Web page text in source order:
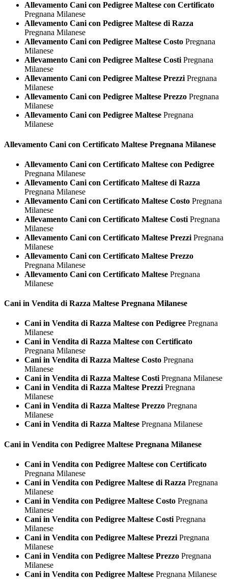
Allevamento Cani con Pedigree Maltese con Certificato
Pregnana Milanese
Allevamento Cani con Pedigree Maltese di Razza
Pregnana Milanese
Allevamento Cani con Pedigree Maltese Costo Pregnana
Milanese
Allevamento Cani con Pedigree Maltese Costi Pregnana
Milanese
Allevamento Cani con Pedigree Maltese Prezzi Pregnana
Milanese
Allevamento Cani con Pedigree Maltese Prezzo Pregnana
Milanese
Allevamento Cani con Pedigree Maltese Pregnana
Milanese
Allevamento Cani con Certificato Maltese Pregnana Milanese
Allevamento Cani con Certificato Maltese con Pedigree
Pregnana Milanese
Allevamento Cani con Certificato Maltese di Razza
Pregnana Milanese
Allevamento Cani con Certificato Maltese Costo Pregnana
Milanese
Allevamento Cani con Certificato Maltese Costi Pregnana
Milanese
Allevamento Cani con Certificato Maltese Prezzi Pregnana
Milanese
Allevamento Cani con Certificato Maltese Prezzo
Pregnana Milanese
Allevamento Cani con Certificato Maltese Pregnana
Milanese
Cani in Vendita di Razza Maltese Pregnana Milanese
Cani in Vendita di Razza Maltese con Pedigree Pregnana
Milanese
Cani in Vendita di Razza Maltese con Certificato
Pregnana Milanese
Cani in Vendita di Razza Maltese Costo Pregnana
Milanese
Cani in Vendita di Razza Maltese CostiPregnana Milanese
Cani in Vendita di Razza Maltese PrezziPregnana
Milanese
Cani in Vendita di Razza Maltese Prezzo Pregnana
Milanese
Cani in Vendita di Razza Maltese Pregnana Milanese
Cani in Vendita con Pedigree Maltese Pregnana Milanese
Cani in Vendita con Pedigree Maltese con Certificato
Pregnana Milanese
Cani in Vendita con Pedigree Maltese di Razza Pregnana
Milanese
Cani in Vendita con Pedigree Maltese Costo Pregnana
Milanese
Cani in Vendita con Pedigree Maltese Costi Pregnana
Milanese
Cani in Vendita con Pedigree Maltese Prezzi Pregnana
Milanese
Cani in Vendita con Pedigree Maltese Prezzo Pregnana
Milanese
Cani in Vendita con Pedigree Maltese Pregnana Milanese